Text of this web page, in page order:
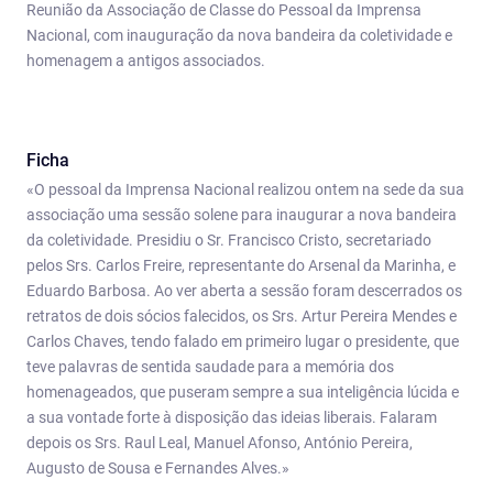
Reunião da Associação de Classe do Pessoal da Imprensa
Nacional, com inauguração da nova bandeira da coletividade e
homenagem a antigos associados.
Ficha
«O pessoal da Imprensa Nacional realizou ontem na sede da sua
associação uma sessão solene para inaugurar a nova bandeira
da coletividade. Presidiu o Sr. Francisco Cristo, secretariado
pelos Srs. Carlos Freire, representante do Arsenal da Marinha, e
Eduardo Barbosa. Ao ver aberta a sessão foram descerrados os
retratos de dois sócios falecidos, os Srs. Artur Pereira Mendes e
Carlos Chaves, tendo falado em primeiro lugar o presidente, que
teve palavras de sentida saudade para a memória dos
homenageados, que puseram sempre a sua inteligência lúcida e
a sua vontade forte à disposição das ideias liberais. Falaram
depois os Srs. Raul Leal, Manuel Afonso, António Pereira,
Augusto de Sousa e Fernandes Alves.»